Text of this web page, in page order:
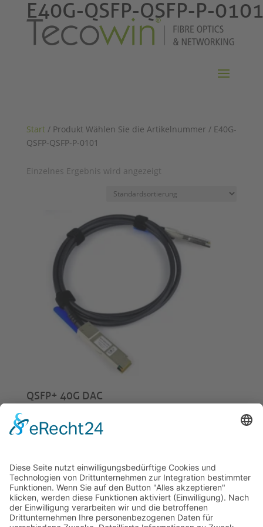
Start/ Produkt Wählen Sie die Artikelnummer / E40G-
QSFP-QSFP-P-0101
E40G-QSFP-QSFP-P-
Einzelnes Ergebnis wird angezeigt
QSFP+ 40G DAC
ab
© 2026 Tecowin GmbH |Impressum|Datenschutz
| Widerrufsrecht|AGB| Gewährleistung|RMA